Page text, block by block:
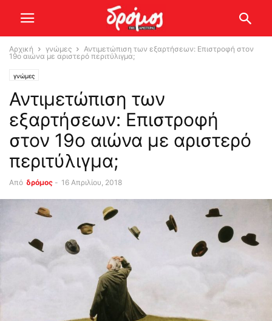
Αρχική γνώμες
Αντιμετώπιση των εξαρτήσεων: Επιστροφή στον
19ο αιώνα με αριστερό περιτύλιγμα;
γνώμες
Αντιμετώπιση των
εξαρτήσεων: Επιστροφή
στον 19ο αιώνα με αριστερό
περιτύλιγμα;
Από δρόμος - 16 Απριλίου, 2018